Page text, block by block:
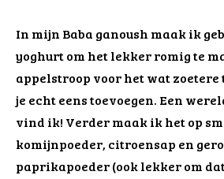
In mijn Baba ganoush maak ik
yoghurt om het lekker romig te
appelstroop voor het wat zoetere
je echt eens toevoegen. Een
vind ik! Verder maak ik het op
komijnpoeder, citroensap en
paprikapoeder (ook lekker om